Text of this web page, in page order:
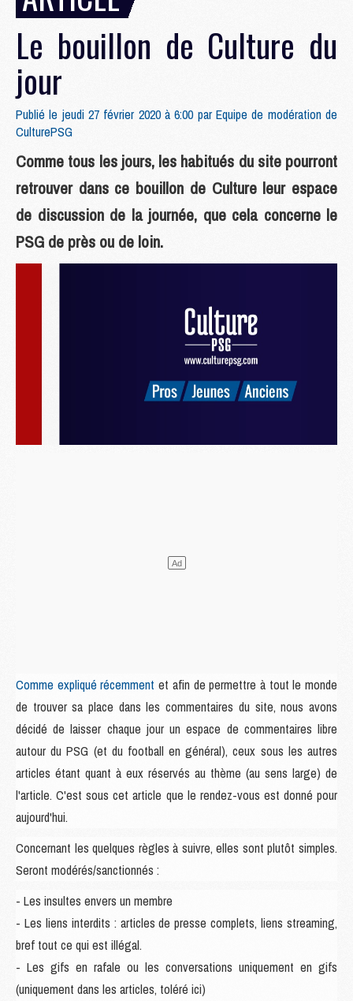
Le bouillon de Culture du
jour
Publié le jeudi 27 février 2020 à 6:00 parEquipe de modération de
CulturePSG
Comme tous les jours, les habitués du site pourront
retrouver dans ce bouillon de Culture leur espace
de discussion de la journée, que cela concerne le
PSG de près ou de loin.
Comme expliqué récemment et afin de permettre à tout le monde
de trouver sa place dans les commentaires du site, nous avons
décidé de laisser chaque jour un espace de commentaires libre
autour du PSG (et du football en général), ceux sous les autres
articles étant quant à eux réservés au thème (au sens large) de
l'article. C'est sous cet article que le rendez-vous est donné pour
aujourd'hui.
Concernant les quelques règles à suivre, elles sont plutôt simples.
Seront modérés/sanctionnés :
- Les insultes envers un membre
- Les liens interdits : articles de presse complets, liens streaming,
bref tout ce qui est illégal.
- Les gifs en rafale ou les conversations uniquement en gifs
(uniquement dans les articles, toléré ici)